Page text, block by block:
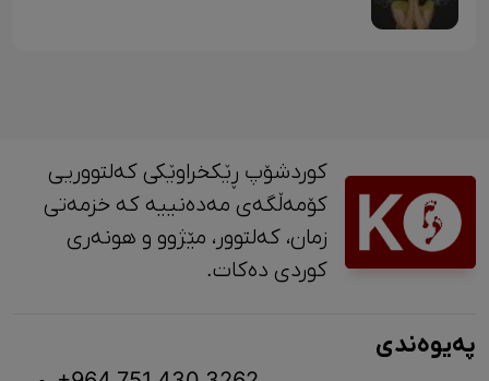
کوردشۆپ ڕێکخراوێکی کەلتووریی
کۆمەڵگەی مەدەنییە کە خزمەتی
زمان، کەلتوور، مێژوو و ‎هونەری
کوردی دەکات.
پەیوەندی